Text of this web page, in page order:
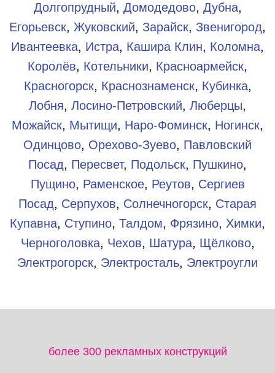
Долгопрудный, Домодедово, Дубна,
Егорьевск, Жуковский, Зарайск, Звенигород,
Ивантеевка, Истра, Кашира Клин, Коломна,
Королёв, Котельники, Красноармейск,
Красногорск, Краснознаменск, Кубинка,
Лобня, Лосино-Петровский, Люберцы,
Можайск, Мытищи, Наро-Фоминск, Ногинск,
Одинцово, Орехово-Зуево, Павловский
Посад, Пересвет, Подольск, Пушкино,
Пущино, Раменское, Реутов, Сергиев
Посад, Серпухов, Солнечногорск, Старая
Купавна, Ступино, Талдом, Фрязино, Химки,
Черноголовка, Чехов, Шатура, Щёлково,
Электрогорск, Электросталь, Электроугли
более 300 рекламных конструкций